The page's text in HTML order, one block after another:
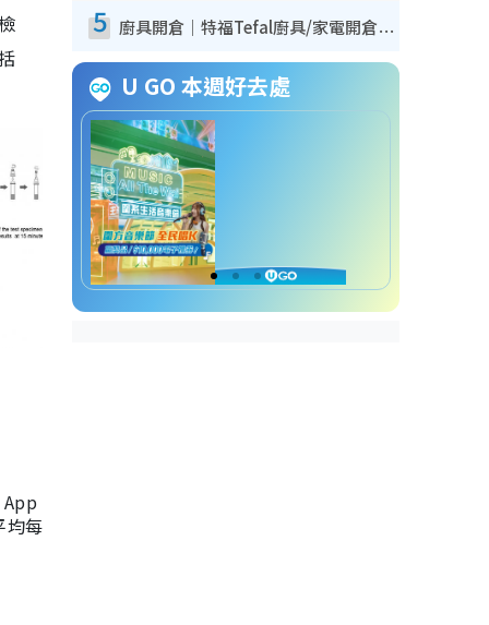
均每
5 廚具開倉｜特福Tefal廚具/家電開倉低至3折！$220起買平底鍋/炒鑊/湯煲！電飯煲/吸塵機/燙斗$418起
U GO 本週好去處